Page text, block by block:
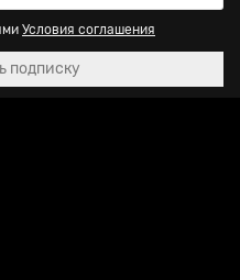
Условия соглашения
подписку